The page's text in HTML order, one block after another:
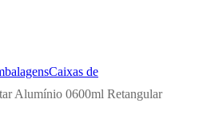
Caixas de
Alumínio 0600ml Retangular